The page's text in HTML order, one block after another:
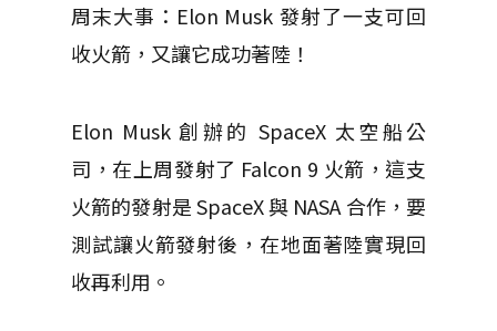
周末大事：Elon Musk 發射了一支可回
收火箭，又讓它成功著陸！
Elon Musk 創辦的 SpaceX 太空船公
司，在上周發射了 Falcon 9 火箭，這支
火箭的發射是 SpaceX 與 NASA 合作，要
測試讓火箭發射後，在地面著陸實現回
收再利用。